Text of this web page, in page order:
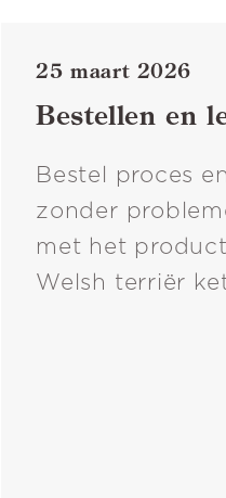
25 maart 2026
Bestellen en
Bestel proces
zonder
met het
Welsh terriër